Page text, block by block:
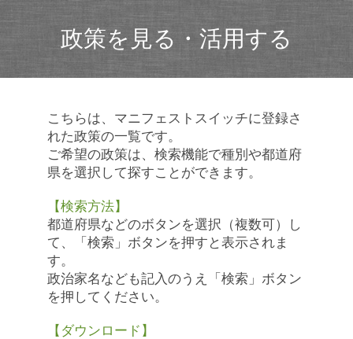
政策を見る・活用する
こちらは、マニフェストスイッチに登録さ
れた政策の一覧です。
ご希望の政策は、検索機能で種別や都道府
県を選択して探すことができます。
【検索方法】
都道府県などのボタンを選択（複数可）し
て、「検索」ボタンを押すと表示されま
す。
政治家名なども記入のうえ「検索」ボタン
を押してください。
【ダウンロード】